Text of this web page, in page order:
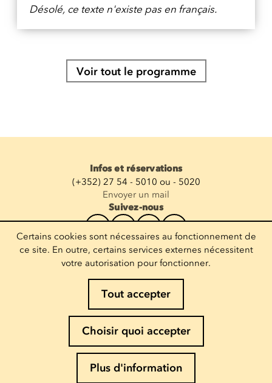
Désolé, ce texte n'existe pas en français.
Voir tout le programme
Infos et réservations
(+352) 27 54 - 5010 ou - 5020
Envoyer un mail
Suivez-nous
Recevoir la newsletter
Entrez votre mail
Politique de Cookies
Politique de confidentialité
Certains cookies sont nécessaires au fonctionnement de
ce site. En outre, certains services externes nécessitent
votre autorisation pour fonctionner.
Tout accepter
Choisir quoi accepter
Plus d'information